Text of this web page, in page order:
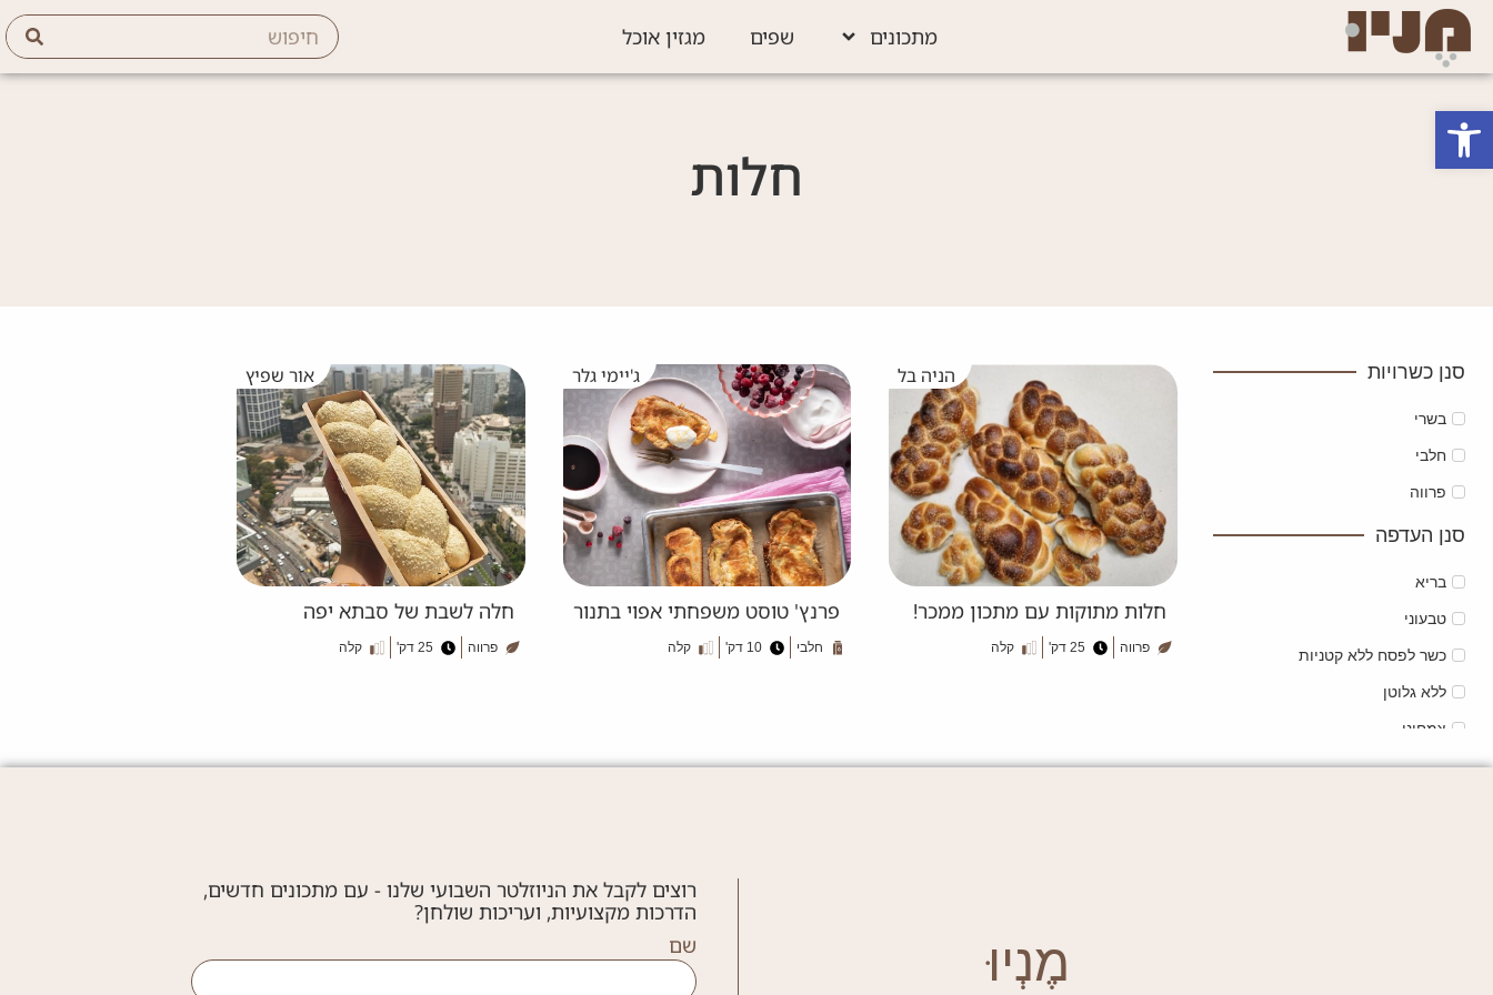
פתח סרגל נגישות
מתכונים שפים מגזין אוכל
חלות
סנן כשרויות
בשרי
חלבי
פרווה
סנן העדפה
בריא
טבעוני
כשר לפסח ללא קטניות
ללא גלוטן
צמחוני
הניה בל
חלות מתוקות עם מתכון ממכר!
פרווה 25 דק' קלה
ג'יימי גלר
פרנץ' טוסט משפחתי אפוי בתנור
חלבי 10 דק' קלה
אור שפיץ
חלה לשבת של סבתא יפה
פרווה 25 דק' קלה
מֶנְיוּ
רוצים לקבל את הניוזלטר השבועי שלנו - עם מתכונים חדשים,
הדרכות מקצועיות, ועריכות שולחן?
שם